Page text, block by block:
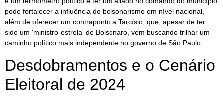
pode fortalecer a influência do bolsonarismo em nível nacional,
além de oferecer um contraponto a Tarcísio, que, apesar de ter
sido um 'ministro-estrela' de Bolsonaro, vem buscando trilhar um
caminho político mais independente no governo de São Paulo.
Desdobramentos e o Cenário
Eleitoral de 2024